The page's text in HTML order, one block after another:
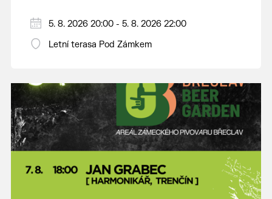
5. 8. 2026 20:00 - 5. 8. 2026 22:00
Letní terasa Pod Zámkem